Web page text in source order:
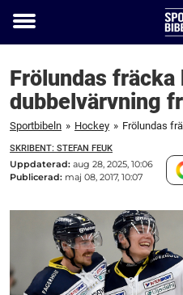
Toggle
Frölundas fräcka
dubbelvärvning
Sportbibeln » Hockey »
SKRIBENT: STEFAN FEUK
Uppdaterad: aug 28, 2025, 10:06
Publicerad: maj 08, 2017, 10:07